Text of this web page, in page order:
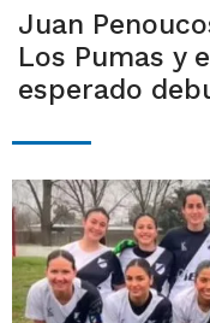
Juan
Los Pumas y
esperado